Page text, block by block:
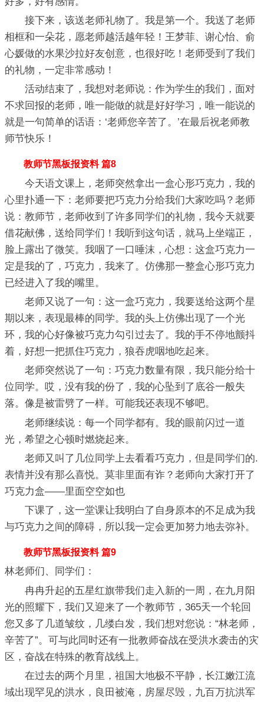
接下来，该送老师礼物了。我是第一个。我送了老师
相框和一朵花，愿老师越活越年轻！王梦菲、谢心怡、俞
心媛做的水果沙拉好友创意，也很好吃！老师受到了我们
的礼物，一定非常感动！
活动结束了，我想对老师说：作为学生的我们，面对
不求回报的老师，唯一能做的就是好好学习，唯一能说的
就是一句简单的话语：‘老师您辛苦了。’在最后祝老师教
师节快乐！
教师节黑板报资料 篇8
今天语文课上，老师突然拿出一盒心形巧克力，我的
心里扑通一下：老师要把巧克力分给我们大家吃吗？老师
说：教师节，老师收到了许多同学们的礼物，我今天就要
借花献佛，送给同学们！我听到这句话，就马上坐端正，
脸上露出了微笑。我咽了一口唾沫，心想：这盒巧克力一
定是我的了，巧克力，我来了。仿佛那一整盒心形巧克力
已经进入了我的嘴里。
老师又说了一句：这一盒巧克力，我要送给这两个星
期以来，表现最棒的同学。我的头上仿佛出现了一个光
环，我的心好像被巧克力勾引过去了。我的手不停地颤抖
着，好想一把抓住巧克力，狼吞虎咽地吃起来。
老师突然说了一句：巧克力数量有限，我只能分给十
位同学。哎，没有我的份了，我的心坠到了底谷一般失
落。像是被雷劈了一样。可能我还表现不够吧。
老师继续说：每一个同学都有。我的眼前闪过一道
光，希望之心顿时燃烧起来。
老师又叫了几位同学上去看看巧克力，但是同学们的.
表情并没有那么喜悦。莫非里面有诈？老师向大家打开了
巧克力盒——里面空空如也
下课了，这一堂课让我明白了自身原本的不足成为我
与巧克力之间的障碍，所以我一定会更加努力地去弥补。
教师节黑板报资料 篇9
林老师们、同学们：
冉冉升起的五星红旗带我们走入新的一周，在九月阳
光的照耀下，我们又迎来了一个教师节，365天一个轮回
您又多了几道皱纹，几缕白发，我们想对您说：“林老师，
辛苦了”。可与此同时还有一批教师奋战在受洪水袭击的灾
区，奋战在特殊的教育战线上。
在过去的两个月里，祖国大地极不平静，长江嫩江流
域出现罕见的洪水，良田被淹，房屋尽毁，九百万抗洪军